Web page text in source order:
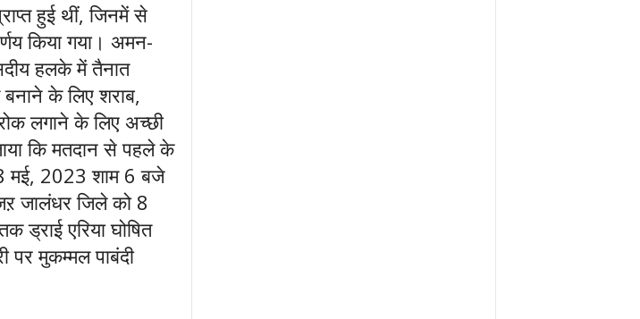
हुई थीं, जिनमें से
किया गया। अमन-
हलके में तैनात
बनाने के लिए शराब,
लगाने के लिए अच्छी
कि मतदान से पहले के
मई, 2023 शाम 6 बजे
जालंधर जिले को 8
एरिया घोषित
पर मुकम्मल पाबंदी